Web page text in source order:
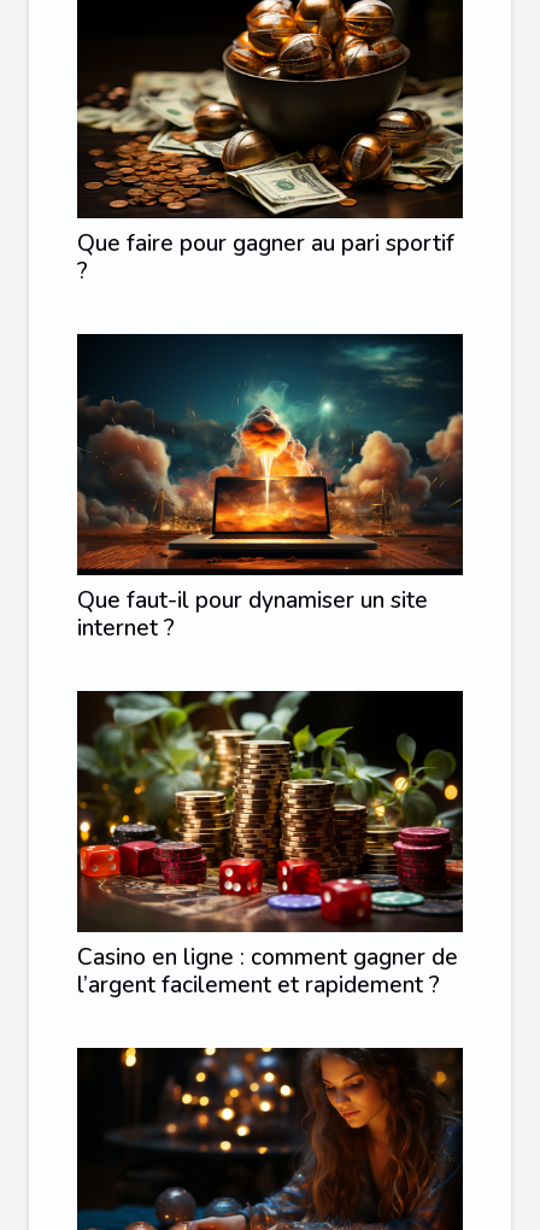
Que faire pour gagner au pari sportif
?
Que faut-il pour dynamiser un site
internet ?
Casino en ligne : comment gagner de
l’argent facilement et rapidement ?